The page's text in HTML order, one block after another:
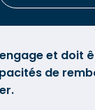
et doit
de